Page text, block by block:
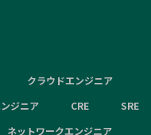
クラウドエンジニア
ジニア CRE
SRE
ネットワークエンジニア